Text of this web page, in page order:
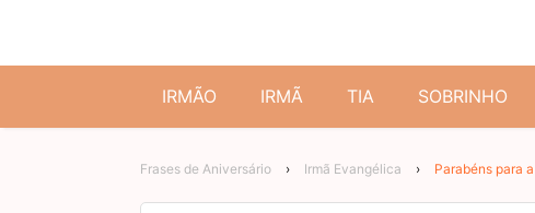
IRMÃO IRMÃ TIA SOBRINHO
Frases de Aniversário › Irmã Evangélica › Parabéns para